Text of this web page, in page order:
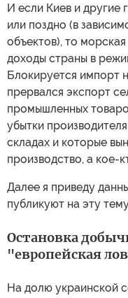
И если Киев и другие
или поздно (в
объектов), то
доходы страны в
Блокируется импорт
прервался экспорт
промышленных
убытки
складах и которые
производство, а кое-
Далее я приведу
публикуют на эту
Остановка
"европейская
На долю украинской